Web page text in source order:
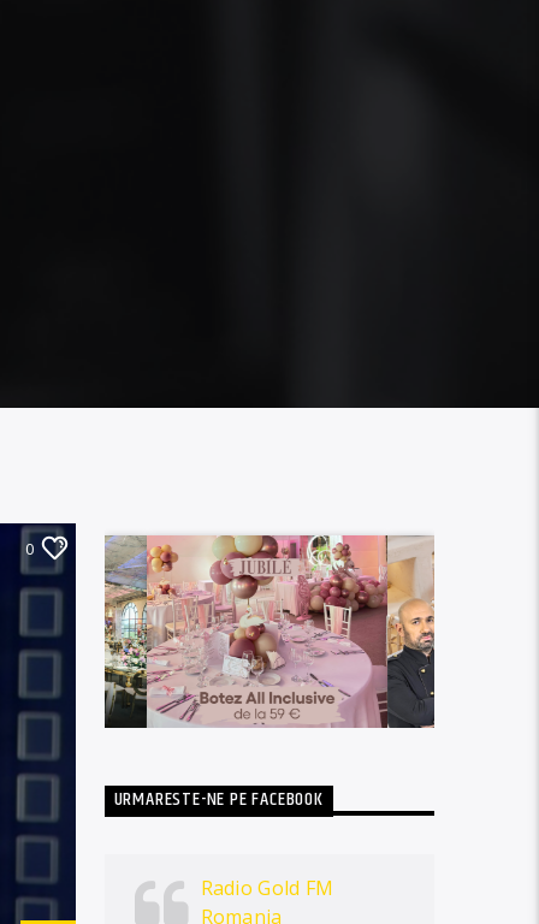
0
URMARESTE-NE PE FACEBOOK
Radio Gold FM
Romania